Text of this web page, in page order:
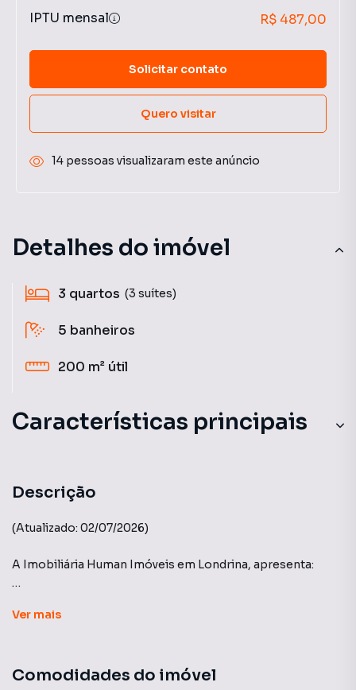
Detalhes do imóvel
3 quartos (3 suítes)
5 banheiros
200 m² útil
Características principais
Pista Cooper
Quadra Tênis
Portaria 24h
Descrição
(Atualizado: 02/07/2026)
A Imobiliária Human Imóveis em Londrina, apresenta:
Resort
suítes, 2 salas , cozinha planejada com forno embutido,
Ver mais
Comodidades do imóvel
IPTU mensal
R$ 487,00
Solicitar contato
Quero visitar
14 pessoas visualizaram este anúncio